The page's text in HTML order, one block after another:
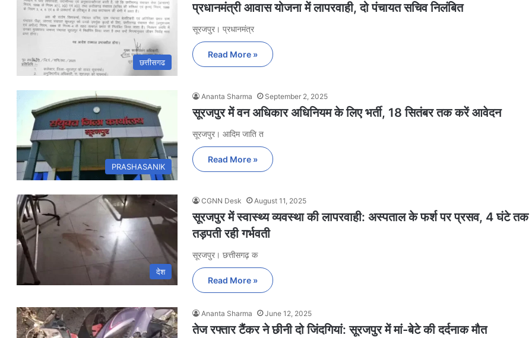
छत्तीसगढ
प्रधानमंत्री आवास योजना में लापरवाही, दो पंचायत सचिव निलंबित
सूरजपुर। प्रधानमंत्र
Read More »
PRASHASANIK
Ananta Sharma September 2, 2025
सूरजपुर में वन अधिकार अधिनियम के लिए भर्ती, 18 सितंबर तक करें आवेदन
सूरजपुर। आदिम जाति त
Read More »
देश
CGNN Desk August 11, 2025
सूरजपुर में स्वास्थ्य व्यवस्था की लापरवाही: अस्पताल के फर्श पर प्रसव, 4 घंटे तक
तड़पती रही गर्भवती
सूरजपुर। छत्तीसगढ़ क
Read More »
Ananta Sharma June 12, 2025
तेज रफ्तार टैंकर ने छीनी दो जिंदगियां: सूरजपुर में मां-बेटे की दर्दनाक मौत